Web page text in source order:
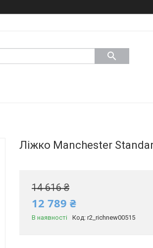
Ліжко Manchester
14 616 ₴
12 789 ₴
В наявності Код: r2_richnew00515